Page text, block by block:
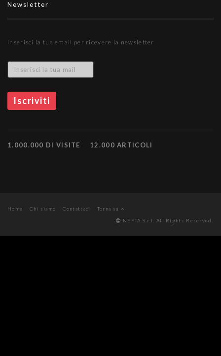
Newsletter
Inserisci la tua email per ricevere la newsletter
1.000.000 DI VISITE 12.000 ARTICOLI
Home Chi siamo Contattaci
Torna su
NEPTA S.r.l. All Rights Reserved.